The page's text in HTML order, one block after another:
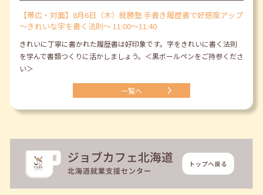
【帯広・対面】8月6日（木）就勝塾 手書き履歴書で好感度アップ
～きれいな字を書く法則～ 11:00～11:40
きれいに丁寧に書かれた履歴書は好印象です。字をきれいに書く法則
を学んで書類つくりに活かしましょう。＜黒ボールペンをご持参くださ
い＞
一覧へ